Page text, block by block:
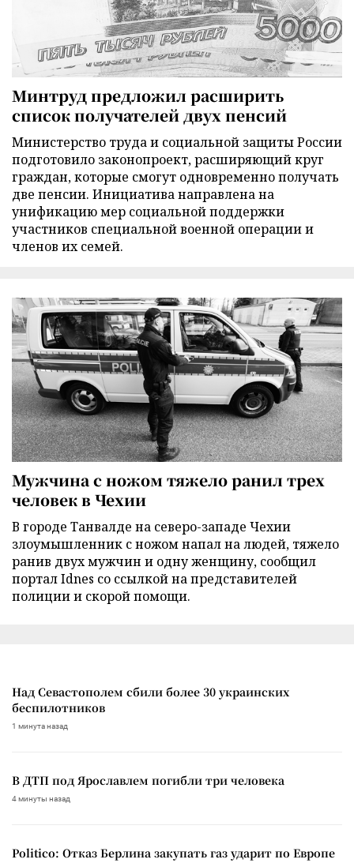
Минтруд предложил расширить
список получателей двух пенсий
Министерство труда и социальной защиты России
подготовило законопроект, расширяющий круг
граждан, которые смогут одновременно получать
две пенсии. Инициатива направлена на
унификацию мер социальной поддержки
участников специальной военной операции и
членов их семей.
Мужчина с ножом тяжело ранил трех
человек в Чехии
В городе Танвалде на северо-западе Чехии
злоумышленник с ножом напал на людей, тяжело
ранив двух мужчин и одну женщину, сообщил
портал Idnes со ссылкой на представителей
полиции и скорой помощи.
Над Севастополем сбили более 30 украинских
беспилотников
1 минута назад
В ДТП под Ярославлем погибли три человека
4 минуты назад
Politico: Отказ Берлина закупать газ ударит по Европе